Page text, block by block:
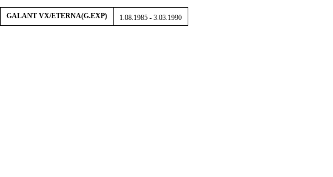
GALANT VX/ETERNA(G.EXP) 1.08.1985 - 3.03.1990